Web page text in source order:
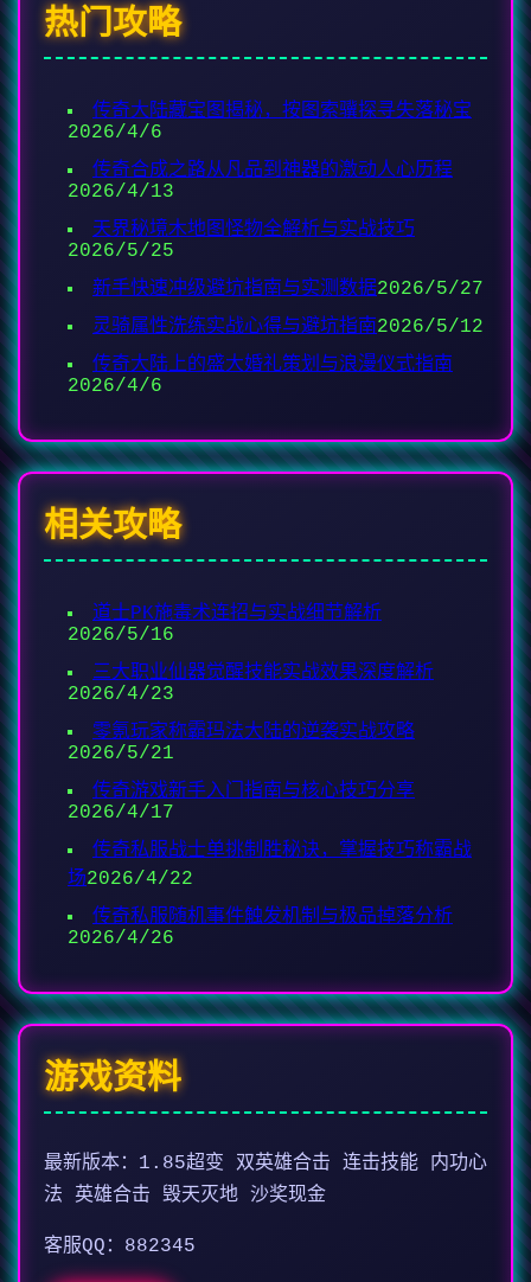
热门攻略
传奇大陆藏宝图揭秘，按图索骥探寻失落秘宝
2026/4/6
传奇合成之路从凡品到神器的激动人心历程
2026/4/13
天界秘境木地图怪物全解析与实战技巧
2026/5/25
新手快速冲级避坑指南与实测数据2026/5/27
灵骑属性洗练实战心得与避坑指南2026/5/12
传奇大陆上的盛大婚礼策划与浪漫仪式指南
2026/4/6
相关攻略
道士PK施毒术连招与实战细节解析
2026/5/16
三大职业仙器觉醒技能实战效果深度解析
2026/4/23
零氪玩家称霸玛法大陆的逆袭实战攻略
2026/5/21
传奇游戏新手入门指南与核心技巧分享
2026/4/17
传奇私服战士单挑制胜秘诀，掌握技巧称霸战
场2026/4/22
传奇私服随机事件触发机制与极品掉落分析
2026/4/26
游戏资料
最新版本：1.85超变 双英雄合击 连击技能 内功心
法 英雄合击 毁天灭地 沙奖现金
客服QQ：882345